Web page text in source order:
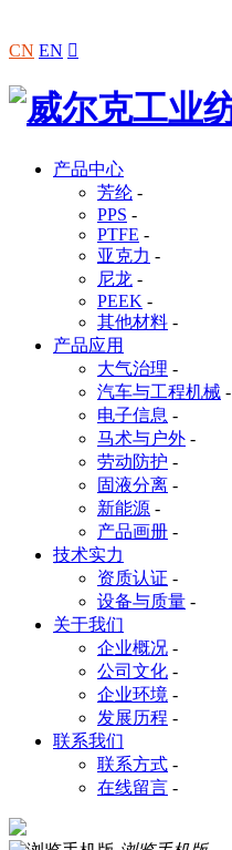
CN EN 
产品中心
芳纶 -
PPS -
PTFE -
亚克力 -
尼龙 -
PEEK -
其他材料 -
产品应用
大气治理 -
汽车与工程机械 -
电子信息 -
马术与户外 -
劳动防护 -
固液分离 -
新能源 -
产品画册 -
技术实力
资质认证 -
设备与质量 -
关于我们
企业概况 -
公司文化 -
企业环境 -
发展历程 -
联系我们
联系方式 -
在线留言 -